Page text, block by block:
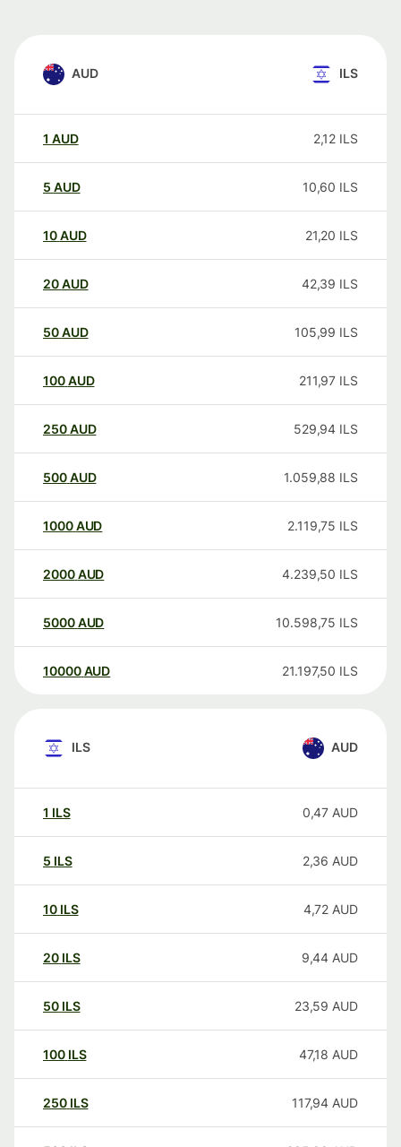
AUD ILS
1 AUD 2,12 ILS
5 AUD 10,60 ILS
10AUD 21,20 ILS
20AUD 42,39 ILS
50AUD 105,99 ILS
100AUD 211,97 ILS
250AUD 529,94 ILS
500AUD 1.059,88 ILS
1000AUD 2.119,75 ILS
2000AUD 4.239,50 ILS
5000AUD 10.598,75 ILS
10000 AUD 21.197,50 ILS
ILS AUD
1 ILS 0,47 AUD
5 ILS 2,36 AUD
10 ILS 4,72 AUD
20 ILS 9,44 AUD
50 ILS 23,59 AUD
100 ILS 47,18 AUD
250 ILS 117,94 AUD